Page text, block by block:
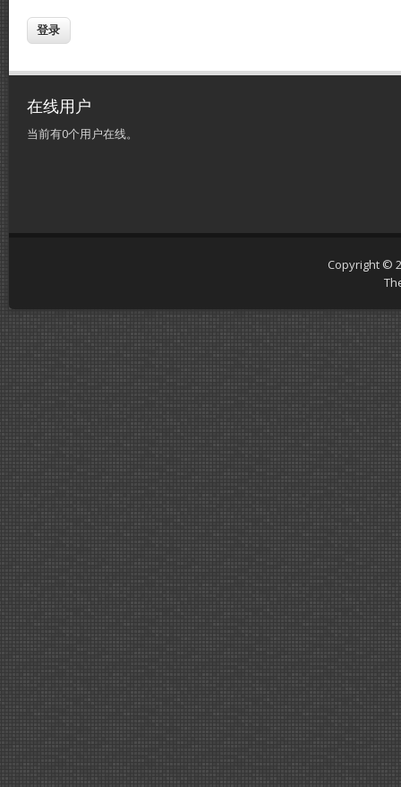
在线用户
当前有0个用户在线。
Copyright ©